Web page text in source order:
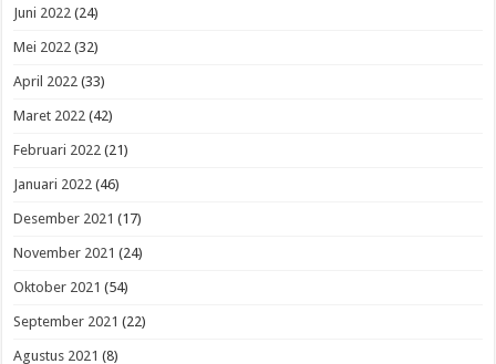
Juni 2022 (24)
Mei 2022 (32)
April 2022 (33)
Maret 2022 (42)
Februari 2022 (21)
Januari 2022 (46)
Desember 2021 (17)
November 2021 (24)
Oktober 2021 (54)
September 2021 (22)
Agustus 2021 (8)